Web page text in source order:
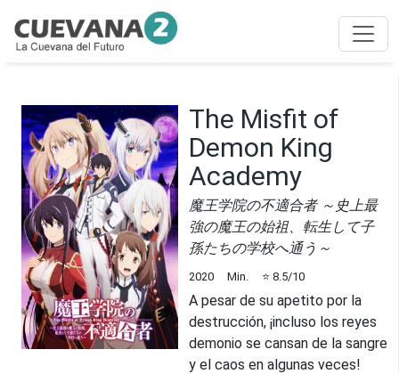
The Misfit of
Demon King
Academy
魔王学院の不適合者 ～史上最
強の魔王の始祖、転生して子
孫たちの学校へ通う～
2020 Min. ⭐ 8.5/10
A pesar de su apetito por la
destrucción, ¡incluso los reyes
demonio se cansan de la sangre
y el caos en algunas veces!